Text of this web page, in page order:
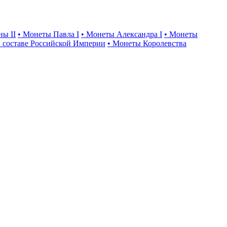
II • Монеты Павла I • Монеты Александра I • Монеты
Российской Империи • Монеты Королевства